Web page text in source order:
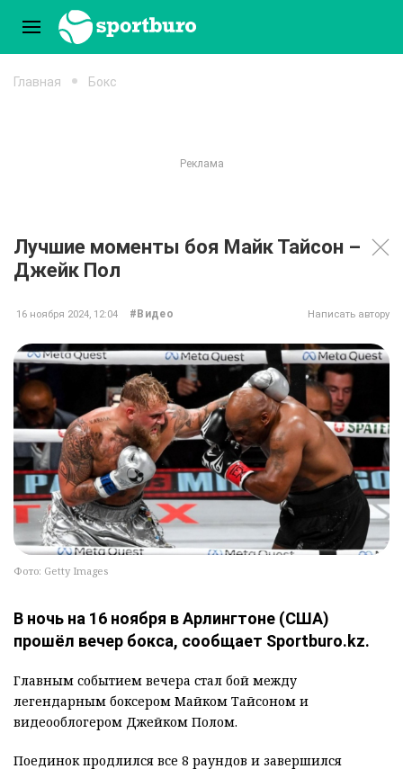
Главная Бокс
Лучшие моменты боя Майк Тайсон –
Джейк Пол
16 ноября 2024, 12:04 #Видео Написать автору
Фото: Getty Images
В ночь на 16 ноября в Арлингтоне (США)
прошёл вечер бокса, сообщает Sportburo.kz.
Главным событием вечера стал бой между
легендарным боксером Майком Тайсоном и
видеооблогером Джейком Полом.
Поединок продлился все 8 раундов и завершился